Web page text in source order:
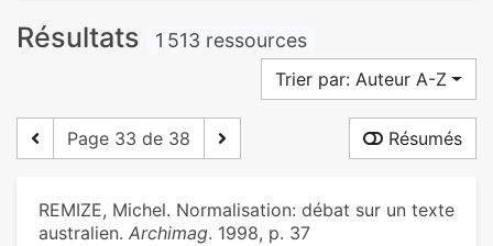
Résultats 1 513 ressources
Trier par: Auteur A-Z
Page 33 de 38 Résumés
REMIZE, Michel. Normalisation: débat sur un texte
australien. Archimag. 1998, p. 37